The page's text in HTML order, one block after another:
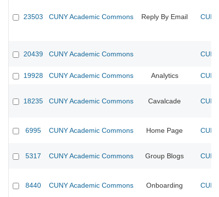
23503 CUNY Academic Commons Reply By Email
20439 CUNY Academic Commons
19928 CUNY Academic Commons Analytics
18235 CUNY Academic Commons Cavalcade
6995 CUNY Academic Commons Home Page
5317 CUNY Academic Commons Group Blogs
8440 CUNY Academic Commons Onboarding